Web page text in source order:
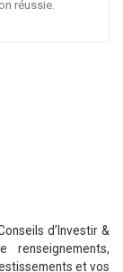
réussie.
d’Investir &
et vos